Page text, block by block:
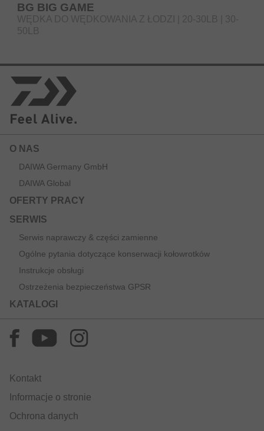
BG BIG GAME
WĘDKA DO WĘDKOWANIA Z ŁODZI | 20-30LB | 30-
50LB
O NAS
DAIWA Germany GmbH
DAIWA Global
OFERTY PRACY
SERWIS
Serwis naprawczy & części zamienne
Ogólne pytania dotyczące konserwacji kołowrotków
Instrukcje obsługi
Ostrzeżenia bezpieczeństwa GPSR
KATALOGI
Kontakt
Informacje o stronie
Ochrona danych